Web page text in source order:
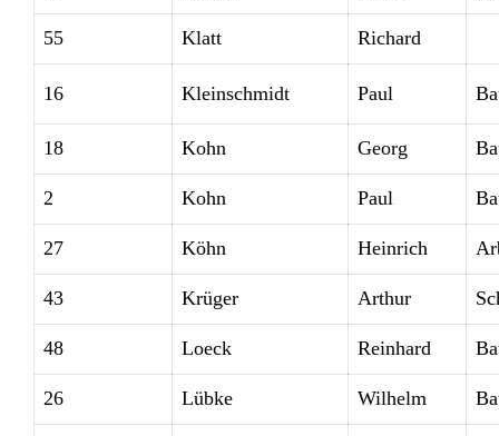
55 Klatt Richard
16 Kleinschmidt Paul
18 Kohn Georg
2 Kohn Paul
27 Köhn Heinrich
43 Krüger Arthur
48 Loeck Reinhard
26 Lübke Wilhelm